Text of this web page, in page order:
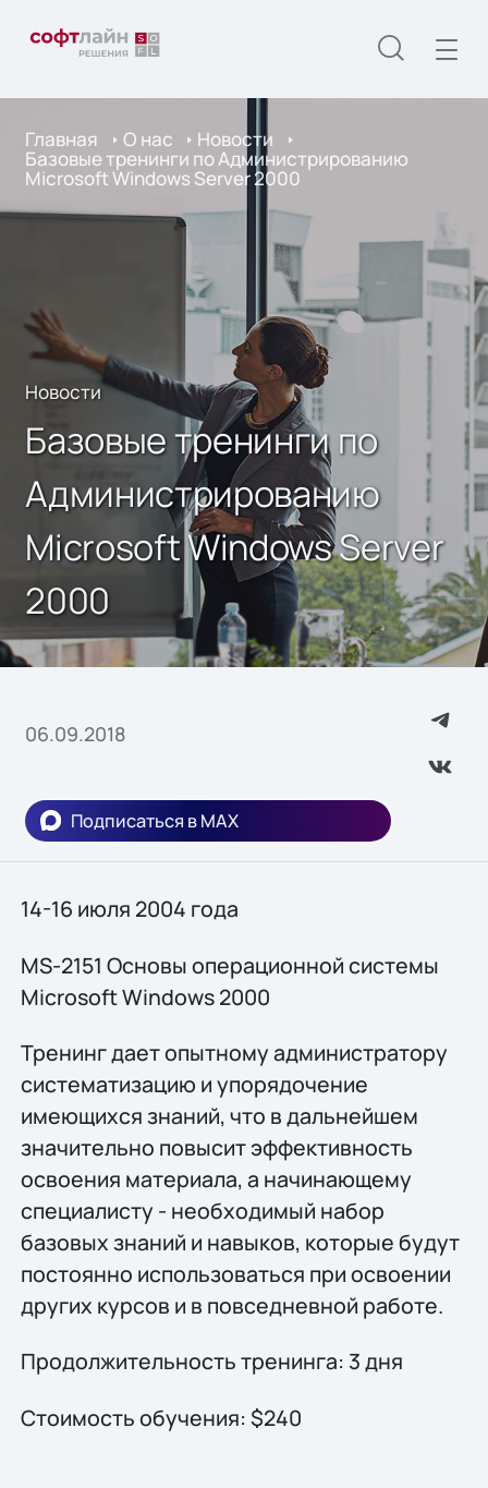
Главная О нас Новости
Базовые тренинги по Администрированию
Microsoft Windows Server 2000
Новости
Базовые тренинги по
Администрированию
Microsoft Windows Server
2000
06.09.2018
Подписаться в MAX
14-16 июля 2004 года
MS-2151 Основы операционной системы
Microsoft Windows 2000
Тренинг дает опытному администратору
систематизацию и упорядочение
имеющихся знаний, что в дальнейшем
значительно повысит эффективность
освоения материала, а начинающему
специалисту - необходимый набор
базовых знаний и навыков, которые будут
постоянно использоваться при освоении
других курсов и в повседневной работе.
Продолжительность тренинга: 3 дня
Стоимость обучения: $240